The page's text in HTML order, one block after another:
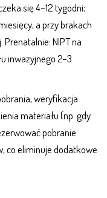
się 4–12 tygodni;
a przy brakach
NIPT na
inwazyjnego 2–3
weryfikacja
materiału (np. gdy
pobranie
co eliminuje dodatkowe